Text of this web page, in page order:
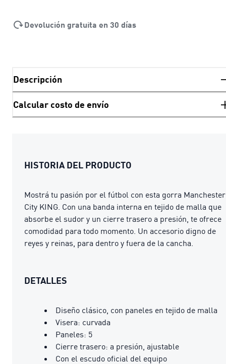
Devolución gratuita en 30 días
Descripción
Calcular costo de envío
HISTORIA DEL PRODUCTO
Mostrá tu pasión por el fútbol con esta gorra Manchester
City KING. Con una banda interna en tejido de malla que
absorbe el sudor y un cierre trasero a presión, te ofrece
comodidad para todo momento. Un accesorio digno de
reyes y reinas, para dentro y fuera de la cancha.
DETALLES
Diseño clásico, con paneles en tejido de malla
Visera: curvada
Paneles: 5
Cierre trasero: a presión, ajustable
Con el escudo oficial del equipo